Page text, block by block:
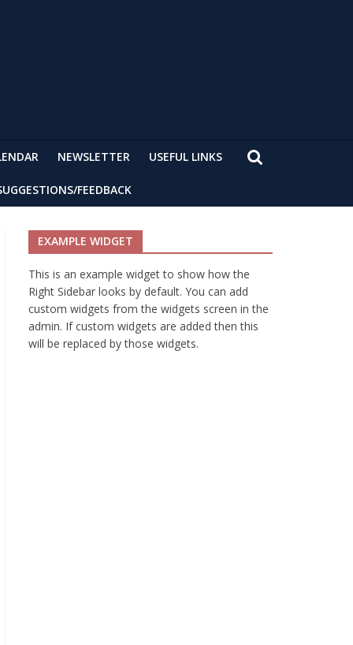
NEWSLETTER USEFUL LINKS
FEEDBACK
EXAMPLE WIDGET
This is an example widget to show how the
Right Sidebar looks by default. You can add
custom widgets from the widgets screen in the
admin. If custom widgets are added then this
will be replaced by those widgets.